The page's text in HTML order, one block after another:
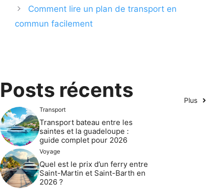
Comment lire un plan de transport en
commun facilement
Posts récents Plus
Transport
Transport bateau entre les
saintes et la guadeloupe :
guide complet pour 2026
Voyage
Quel est le prix d’un ferry entre
Saint-Martin et Saint-Barth en
2026 ?